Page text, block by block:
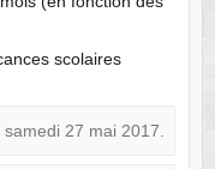
scolaires
27 mai 2017.